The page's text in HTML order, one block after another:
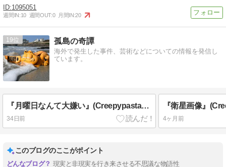
1095051
週間IN:10 週間OUT:0 月間IN:20
19 孤島の奇譚
海外で発生した事件、芸術などについての情報を発信し
ています。
『月曜日なんて大嫌い』(Creepypasta私家訳、原題“I Hate Mondays”)
34日前 4ヶ月前
このブログのここがポイント
現実と非現実を行き来させる不思議な物語性